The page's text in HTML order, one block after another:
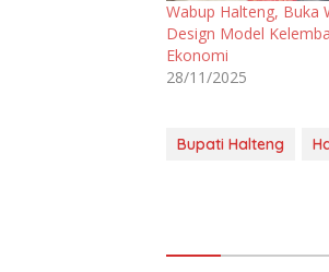
Wabup Halteng, Buka
Design Model
Ekonomi
28/11/2025
Bupati Halteng